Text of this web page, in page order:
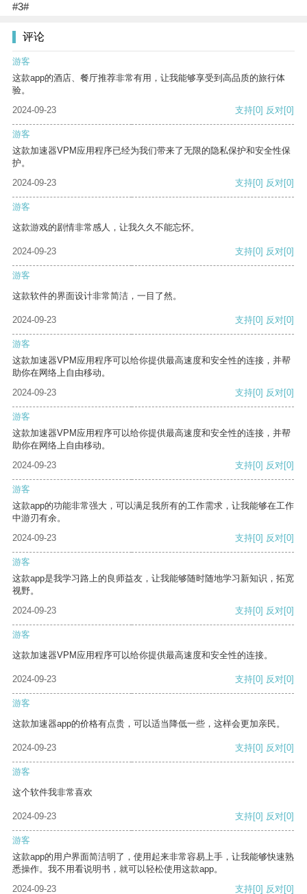
#3#
评论
游客
这款app的酒店、餐厅推荐非常有用，让我能够享受到高品质的旅行体
验。
2024-09-23
支持[0] 反对[0]
游客
这款加速器VPM应用程序已经为我们带来了无限的隐私保护和安全性保
护。
2024-09-23
支持[0] 反对[0]
游客
这款游戏的剧情非常感人，让我久久不能忘怀。
2024-09-23 支持[0] 反对[0]
游客
这款软件的界面设计非常简洁，一目了然。
2024-09-23 支持[0] 反对[0]
游客
这款加速器VPM应用程序可以给你提供最高速度和安全性的连接，并帮
助你在网络上自由移动。
2024-09-23
支持[0] 反对[0]
游客
这款加速器VPM应用程序可以给你提供最高速度和安全性的连接，并帮
助你在网络上自由移动。
2024-09-23
支持[0] 反对[0]
游客
这款app的功能非常强大，可以满足我所有的工作需求，让我能够在工作
中游刃有余。
2024-09-23
支持[0] 反对[0]
游客
这款app是我学习路上的良师益友，让我能够随时随地学习新知识，拓宽
视野。
2024-09-23
支持[0] 反对[0]
游客
这款加速器VPM应用程序可以给你提供最高速度和安全性的连接。
2024-09-23 支持[0] 反对[0]
游客
这款加速器app的价格有点贵，可以适当降低一些，这样会更加亲民。
2024-09-23 支持[0] 反对[0]
游客
这个软件我非常喜欢
2024-09-23 支持[0] 反对[0]
游客
这款app的用户界面简洁明了，使用起来非常容易上手，让我能够快速熟
悉操作。我不用看说明书，就可以轻松使用这款app。
2024-09-23
支持[0] 反对[0]